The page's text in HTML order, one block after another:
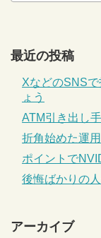
最近の投稿
XなどのSNS
ょう
ATM引き出し
折角始めた運
ポイントで
後悔ばかりの
アーカイブ